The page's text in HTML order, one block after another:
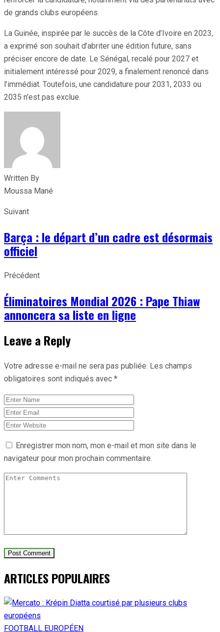
de grands clubs européens.
La Guinée, inspirée par le succès de la Côte d’Ivoire en 2023,
a exprimé son souhait d’abriter une édition future, sans
préciser encore de date. Le Sénégal, recalé pour 2027 et
initialement intéressé pour 2029, a finalement renoncé dans
l’immédiat. Toutefois, une candidature pour 2031, 2033 ou
2035 n’est pas exclue.
Written By
Moussa Mané
Suivant
Barça : le départ d’un cadre est désormais
officiel
Précédent
Éliminatoires Mondial 2026 : Pape Thiaw
annoncera sa liste en ligne
Leave a Reply
Votre adresse e-mail ne sera pas publiée. Les champs
obligatoires sont indiqués avec *
Enregistrer mon nom, mon e-mail et mon site dans le
navigateur pour mon prochain commentaire.
ARTICLES POPULAIRES
FOOTBALL EUROPÉEN